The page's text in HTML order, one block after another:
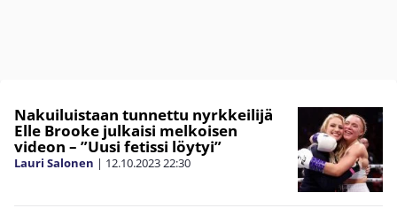
Nakuiluistaan tunnettu nyrkkeilijä
Elle Brooke julkaisi melkoisen
videon – ”Uusi fetissi löytyi”
Lauri Salonen | 12.10.202322:30